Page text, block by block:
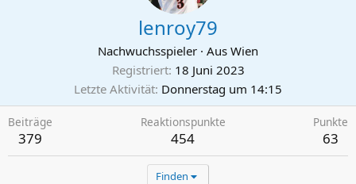
lenroy79
Nachwuchsspieler · Aus Wien
Registriert 18 Juni 2023
Letzte Aktivität Donnerstag um 14:15
Beiträge
379
Reaktionspunkte
454
Punkte
63
Finden